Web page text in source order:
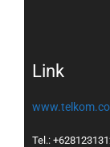
Link
Tel.: